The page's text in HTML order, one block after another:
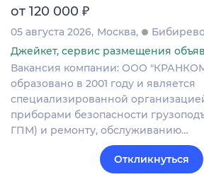
от 120 000 ₽
05 августа 2026 Москва
Джейкет, сервис размещения
Вакансия компании: ООО
образовано в 2001 году и является
специализированной
приборами безопасности
ГПМ) и ремонту, обслуживанию…
Откликнуться